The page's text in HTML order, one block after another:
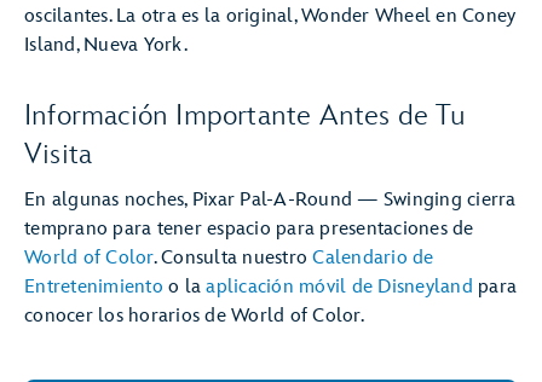
oscilantes. La otra es la original, Wonder Wheel en Coney
Island, Nueva York.
Información Importante Antes de Tu
Visita
En algunas noches, Pixar Pal-A-Round — Swinging cierra
temprano para tener espacio para presentaciones de
World of Color. Consulta nuestroCalendario de
Entretenimiento o laaplicación móvil de Disneyland para
conocer los horarios de World of Color.